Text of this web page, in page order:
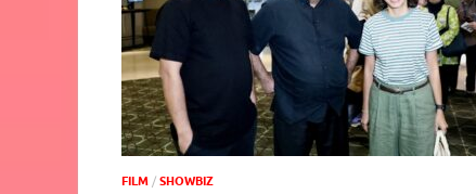
FILM / ‎SHOWBIZ